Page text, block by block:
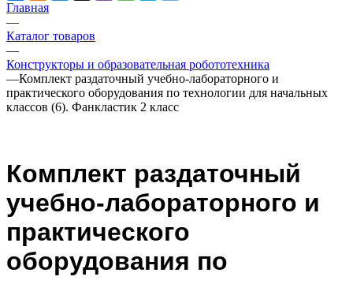
Главная
—
Каталог товаров
—
Конструкторы и образовательная робототехника
—Комплект раздаточный учебно-лабораторного и
практического оборудования по технологии для начальных
классов (6). Фанкластик 2 класс
Комплект раздаточный
учебно-лабораторного и
практического
оборудования по